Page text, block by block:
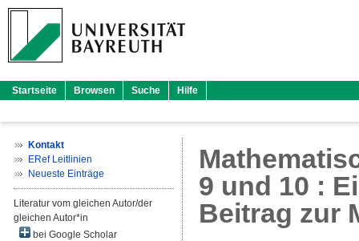
Startseite Browsen Suche Hilfe
Kontakt
ERef Leitlinien
Neueste Einträge
Literatur vom gleichen Autor/der
gleichen Autor*in
bei Google Scholar
9 und 10 :
Beitrag zur